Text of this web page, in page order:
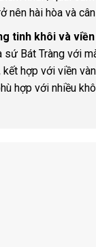
nên hài hòa và
tinh khôi và
Bát Tràng với
kết hợp với viền
hợp với nhiều